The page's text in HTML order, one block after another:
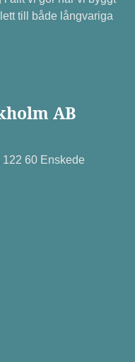
till både långvariga
AB
122 60 Enskede